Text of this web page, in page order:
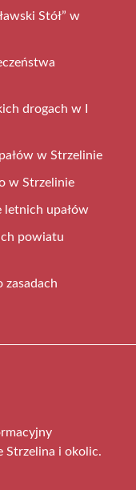
Stół” w
drogach w I
w Strzelinie
w Strzelinie
letnich upałów
powiatu
Strzelina i okolic.